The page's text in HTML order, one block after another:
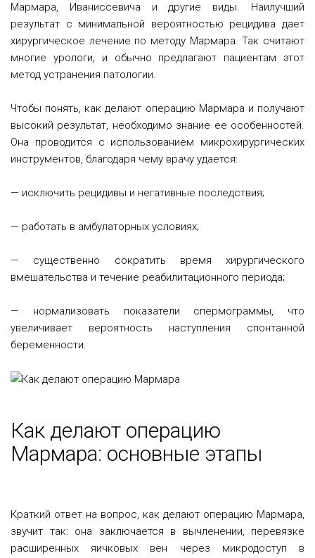
Мармара, Иваниссевича и другие виды. Наилучший
результат с минимальной вероятностью рецидива дает
хирургическое лечение по методу Мармара. Так считают
многие урологи, и обычно предлагают пациентам этот
метод устранения патологии.
Чтобы понять, как делают операцию Мармара и получают
высокий результат, необходимо знание ее особенностей.
Она проводится с использованием микрохирургических
инструментов, благодаря чему врачу удается:
— исключить рецидивы и негативные последствия;
— работать в амбулаторных условиях;
— существенно сократить время хирургического
вмешательства и течение реабилитационного периода;
— нормализовать показатели спермограммы, что
увеличивает вероятность наступления спонтанной
беременности.
Как делают операцию
Мармара: основные этапы
Краткий ответ на вопрос, как делают операцию Мармара,
звучит так: она заключается в вычленении, перевязке
расширенных яичковых вен через микродоступ в